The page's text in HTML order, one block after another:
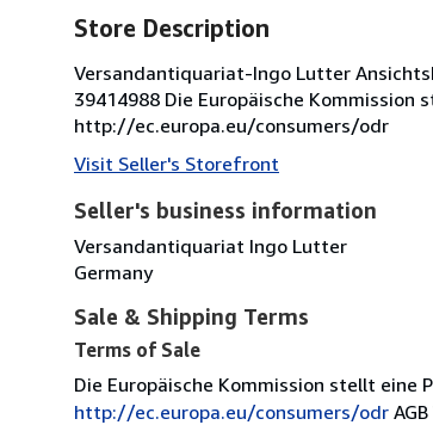
Store Description
Versandantiquariat-Ingo Lutter
39414988 Die Europäische
http://ec.europa.eu/consumers/odr
Visit Seller's Storefront
Seller's business information
Versandantiquariat Ingo Lutter
Germany
Sale & Shipping Terms
Terms of Sale
Die Europäische Kommission stellt
http://ec.europa.eu/consumers/odr